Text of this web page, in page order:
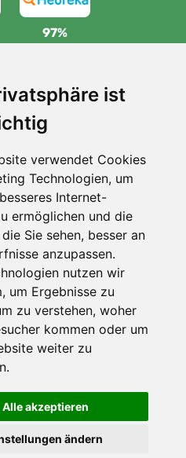
ist
verwendet Cookies
Technologien, um
Internet-
ermöglichen und die
Sie sehen, besser an
anzupassen.
nutzen wir
um Ergebnisse zu
zu verstehen, woher
kommen oder um
weiter zu
Alle akzeptieren
ändern
97%
kostenlos
über 80 EUR
und Rückgabe
jederzeit innerhalb von 90 Tagen
wir einen Baum! Mehr lesen